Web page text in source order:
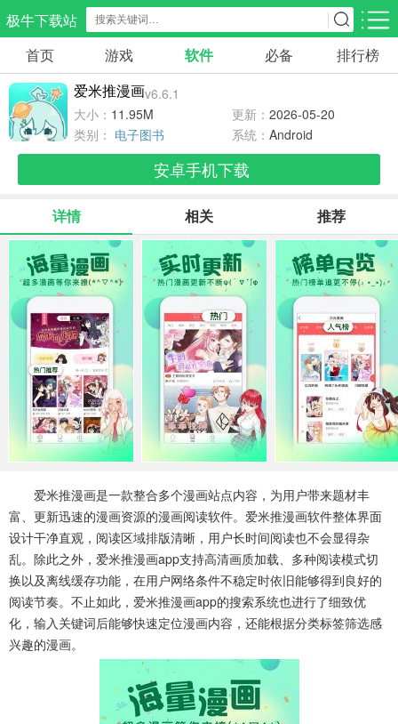
极牛下载站
应用分类 游戏分类
生活服务
298款应用
教育学习
178款应用
气象交通
84款应用
游戏辅助
478款应用
摄影美化
216款应用
社交聊天
184款应用
电子图书
441款应用
移动办公
184款应用
新闻阅读
43款应用
金融理财
54款应用
媒体影音
603款应用
系统工具
647款应用
健康医疗
53款应用
ai工具
336款应用
96款应用
首页 游戏 软件 必备 排行榜
爱米推漫画v6.6.1
大小： 11.95M 更新： 2026-05-20
类别： 电子图书 系统： Android
安卓手机下载
详情 相关 推荐
爱米推漫画是一款整合多个漫画站点内容，为用户带来题材丰
富、更新迅速的漫画资源的漫画阅读软件。爱米推漫画软件整体界面
设计干净直观，阅读区域排版清晰，用户长时间阅读也不会显得杂
乱。除此之外，爱米推漫画app支持高清画质加载、多种阅读模式切
换以及离线缓存功能，在用户网络条件不稳定时依旧能够得到良好的
阅读节奏。不止如此，爱米推漫画app的搜索系统也进行了细致优
化，输入关键词后能够快速定位漫画内容，还能根据分类标签筛选感
兴趣的漫画。